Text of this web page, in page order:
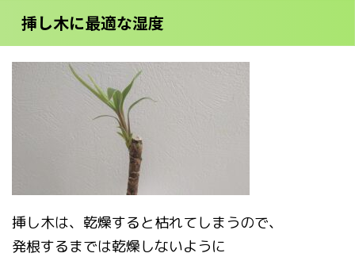
挿し木に最適な湿度
挿し木は、乾燥すると枯れてしまうので、
発根するまでは乾燥しないように